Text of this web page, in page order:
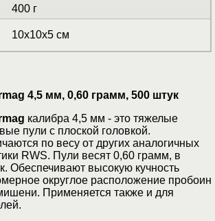
400 г
10x10x5 см
4,5 мм, 0,60 грамм, 500 штук
калибра 4,5 мм - это тяжелые
пули с плоской головкой.
по весу от других аналогичных
RWS. Пули весят 0,60 грамм, в
Обеспечивают высокую кучность
округлое расположение пробоин
Применяется также и для